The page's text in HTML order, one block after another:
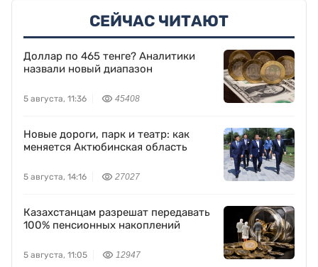
СЕЙЧАС ЧИТАЮТ
Доллар по 465 тенге? Аналитики
назвали новый диапазон
5 августа, 11:36 45408
Новые дороги, парк и театр: как
меняется Актюбинская область
5 августа, 14:16 27027
Казахстанцам разрешат передавать
100% пенсионных накоплений
5 августа, 11:05 12947